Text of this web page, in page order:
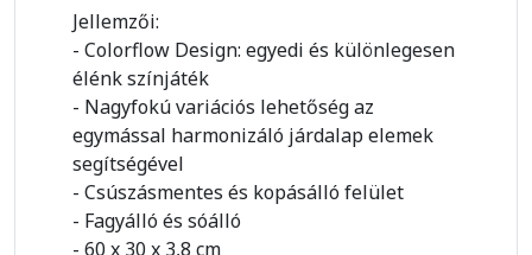
Jellemzői:
- Colorflow Design: egyedi és különlegesen
élénk színjáték
- Nagyfokú variációs lehetőség az
egymással harmonizáló járdalap elemek
segítségével
- Csúszásmentes és kopásálló felület
- Fagyálló és sóálló
- 60 x 30 x 3,8 cm